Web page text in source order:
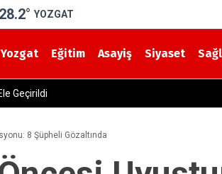
28.2° YOZGAT
Yozgat Eğitim Asayiş Siyaset
8 Şüpheli Gözaltında